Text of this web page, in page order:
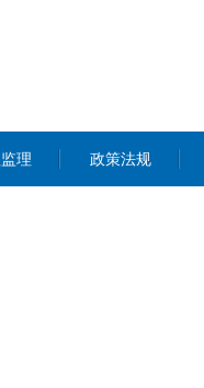
理 政策法规